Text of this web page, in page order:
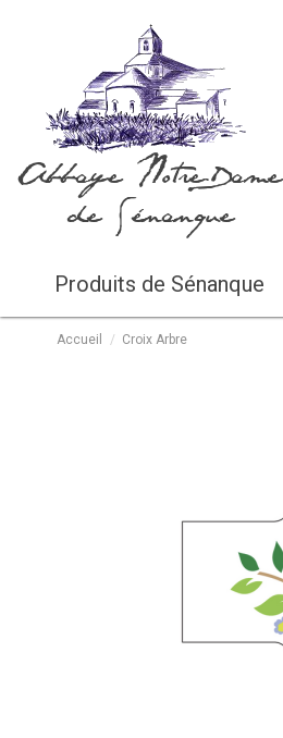
Abbaye Notre-Dame
de Sénanque
Produits de Sénanque
Accueil Croix Arbre